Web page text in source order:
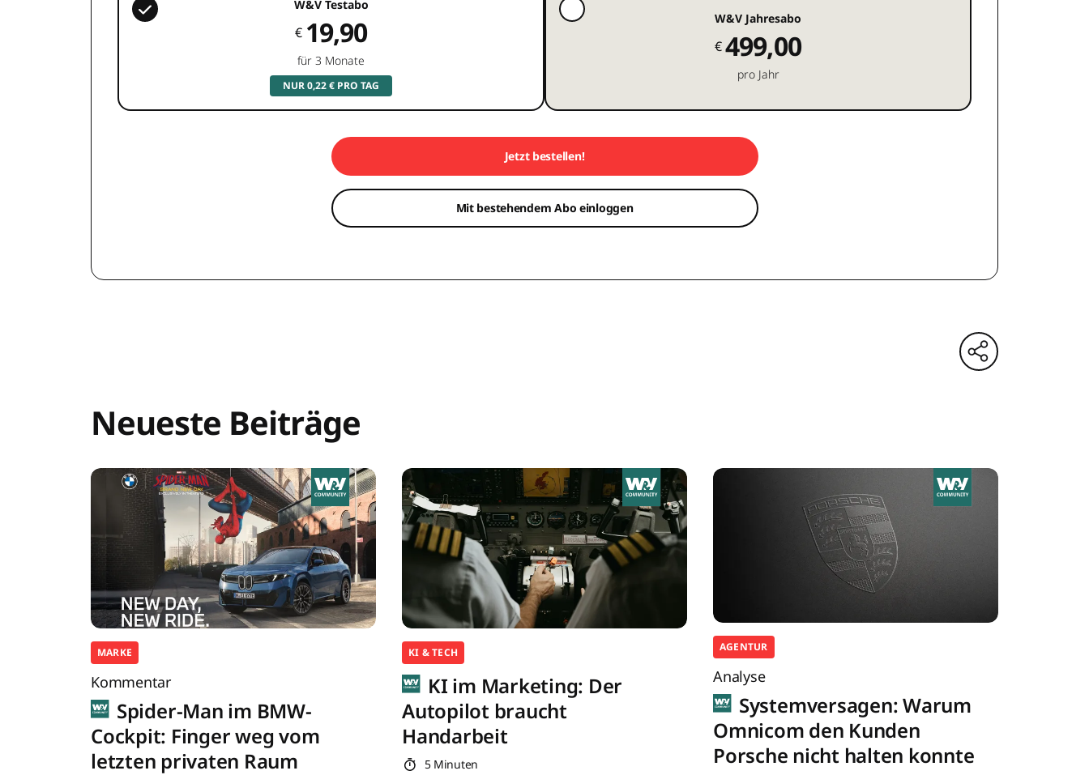
W&V Testabo
€ 19,90
für 3 Monate
NUR 0,22 € PRO TAG
W&V Jahresabo
€499,00
pro Jahr
Jetzt bestellen!
Mit bestehendem Abo einloggen
Neueste Beiträge
MARKE
Kommentar
Spider-Man im BMW-
Cockpit: Finger weg vom
letzten privaten Raum
KI & TECH
KI im Marketing: Der
Autopilot braucht
Handarbeit
5 Minuten
AGENTUR
Analyse
Systemversagen: Warum
Omnicom den Kunden
Porsche nicht halten konnte